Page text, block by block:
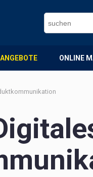
ONLINE